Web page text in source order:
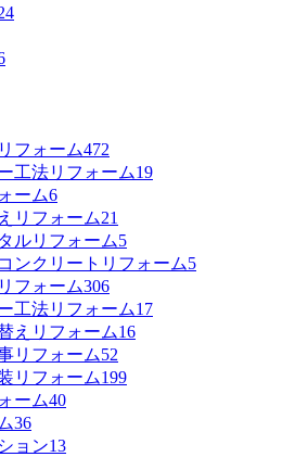
フォーム472
工法リフォーム19
ーム6
リフォーム21
ルリフォーム5
ンクリートリフォーム5
フォーム306
工法リフォーム17
えリフォーム16
リフォーム52
リフォーム199
ーム40
36
ョン13